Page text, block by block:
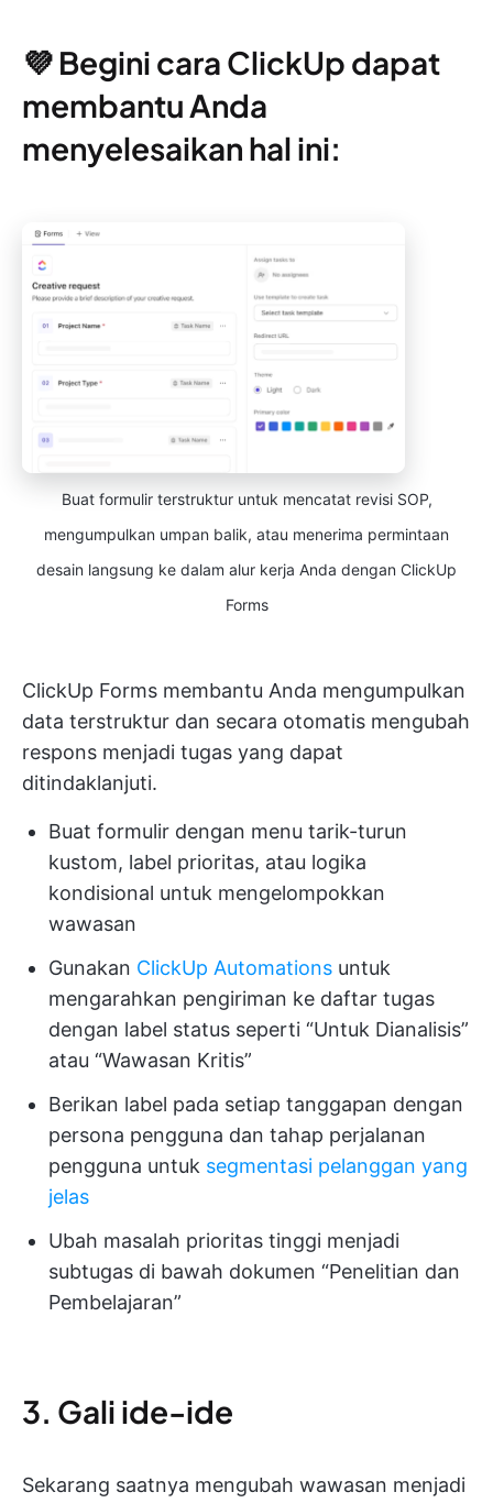
💜 Begini cara ClickUp dapat
membantu Anda
menyelesaikan hal ini:
Buat formulir terstruktur untuk mencatat revisi SOP,
mengumpulkan umpan balik, atau menerima permintaan
desain langsung ke dalam alur kerja Anda dengan ClickUp
Forms
ClickUp Forms membantu Anda mengumpulkan
data terstruktur dan secara otomatis mengubah
respons menjadi tugas yang dapat
ditindaklanjuti.
Buat formulir dengan menu tarik-turun
kustom, label prioritas, atau logika
kondisional untuk mengelompokkan
wawasan
Gunakan ClickUp Automations untuk
mengarahkan pengiriman ke daftar tugas
dengan label status seperti “Untuk Dianalisis”
atau “Wawasan Kritis”
Berikan label pada setiap tanggapan dengan
persona pengguna dan tahap perjalanan
pengguna untuk segmentasi pelanggan yang
jelas
Ubah masalah prioritas tinggi menjadi
subtugas di bawah dokumen “Penelitian dan
Pembelajaran”
3. Gali ide-ide
Sekarang saatnya mengubah wawasan menjadi